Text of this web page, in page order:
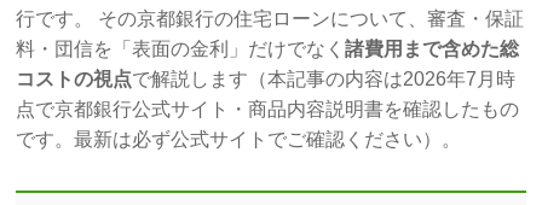
行です。 その京都銀行の住宅ローンについて、審査・保証
料・団信を「表面の金利」だけでなく諸費用まで含めた総
コストの視点で解説します（本記事の内容は2026年7月時
点で京都銀行公式サイト・商品内容説明書を確認したもの
です。最新は必ず公式サイトでご確認ください）。